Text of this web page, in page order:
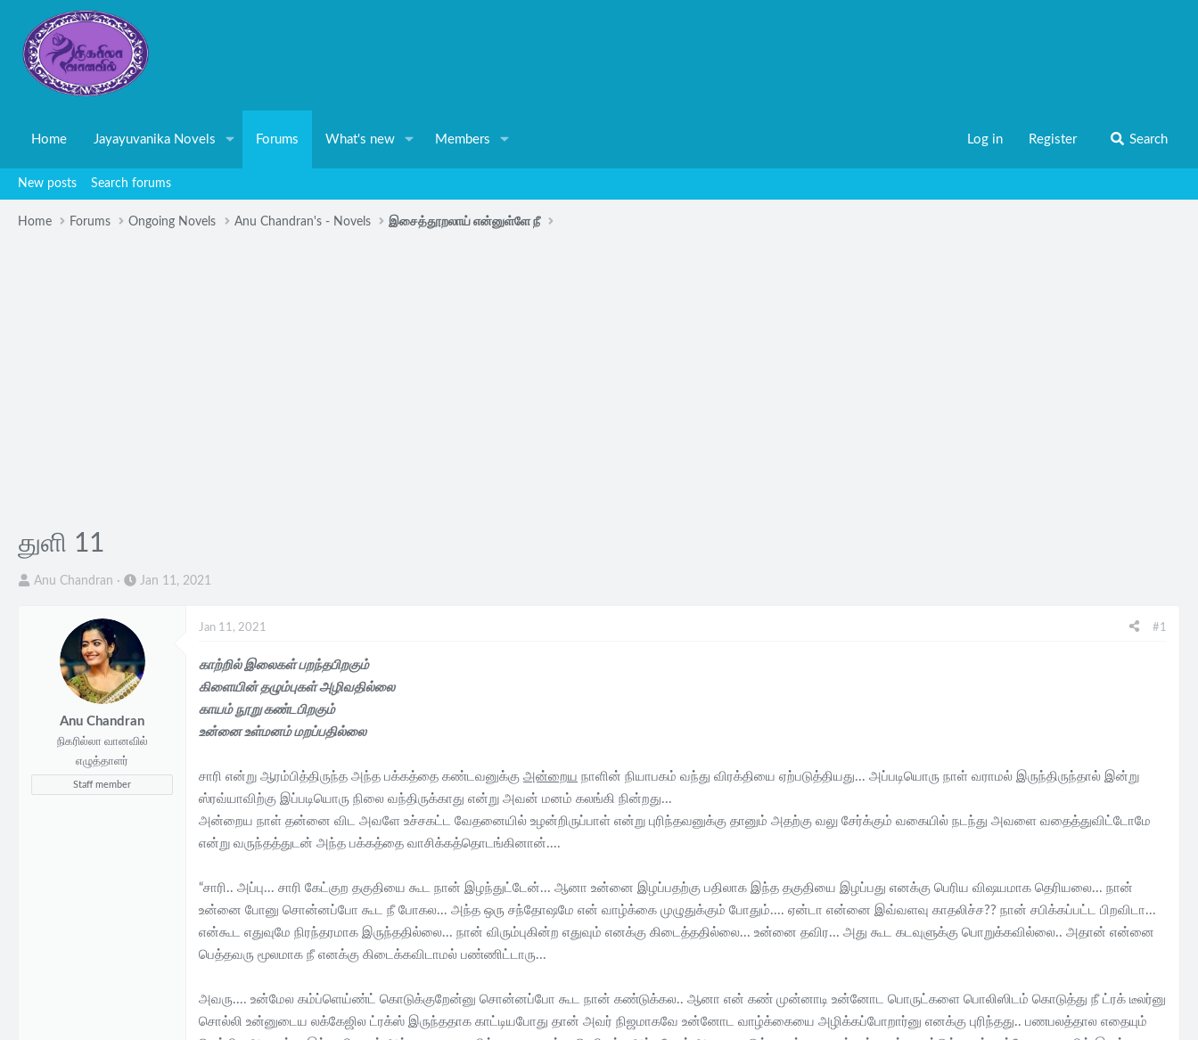
Home Jayayuvanika Novels Forums What's new Members Log in Register Search
New posts Search forums
Home Forums Ongoing Novels Anu Chandran's - Novels இசைத்தூறலாய் என்னுள்ளே நீ
துளி 11
T
Anu Chandran
S
r
t
d
t
e
Jan 11, 2021
Anu Chandran
நிகரில்லா வானவில்
எழுத்தாளர்
Staff member
Jan 11, 2021 #1
காற்றில் இலைகள் பறந்தபிறகும்
கிளையின் தழும்புகள் அழிவதில்லை
காயம் நூறு கண்டபிறகும்
உன்னை உள்மனம் மறப்பதில்லை
சாரி என்று ஆரம்பித்திருந்த அந்த பக்கத்தை கண்டவனுக்கு அன்றைய நாளின் நியாபகம் வந்து விரக்தியை ஏற்படுத்தியது... அப்படியொரு நாள் வராமல் இருந்திருந்தால் இன்று
ஸ்ரவ்யாவிற்கு இப்படியொரு நிலை வந்திருக்காது என்று அவன் மனம் கலங்கி நின்றது...
அன்றைய நாள் தன்னை விட அவளே உச்சகட்ட வேதனையில் உழன்றிருப்பாள் என்று புரிந்தவனுக்கு தானும் அதற்கு வலு சேர்க்கும் வகையில் நடந்து அவளை வதைத்துவிட்டோமே
என்று வருந்தத்துடன் அந்த பக்கத்தை வாசிக்கத்தொடங்கினான்....
“சாரி.. அப்பு... சாரி கேட்குற தகுதியை கூட நான் இழந்துட்டேன்... ஆனா உன்னை இழப்பதற்கு பதிலாக இந்த தகுதியை இழப்பது எனக்கு பெரிய விஷயமாக தெரியலை... நான்
உன்னை போனு சொன்னப்போ கூட நீ போகல... அந்த ஒரு சந்தோஷமே என் வாழ்க்கை முழுதுக்கும் போதும்.... ஏன்டா என்னை இவ்வளவு காதலிச்ச?? நான் சபிக்கப்பட்ட பிறவிடா...
என்கூட எதுவுமே நிரந்தரமாக இருந்ததில்லை... நான் விரும்புகின்ற எதுவும் எனக்கு கிடைத்ததில்லை... உன்னை தவிர... அது கூட கடவுளுக்கு பொறுக்கவில்லை.. அதான் என்னை
பெத்தவரு மூலமாக நீ எனக்கு கிடைக்கவிடாமல் பண்ணிட்டாரு...
அவரு.... உன்மேல கம்ப்ளெய்ண்ட் கொடுக்குறேன்னு சொன்னப்போ கூட நான் கண்டுக்கல.. ஆனா என் கண் முன்னாடி உன்னோட பொருட்களை பொலிஸிடம் கொடுத்து நீ ட்ரக் டீலர்னு
சொல்லி உன்னுடைய லக்கேஜில ட்ரக்ஸ் இருந்ததாக காட்டியபோது தான் அவர் நிஜமாகவே உன்னோட வாழ்க்கையை அழிக்கப்போறார்னு எனக்கு புரிந்தது.. பணபலத்தால எதையும்